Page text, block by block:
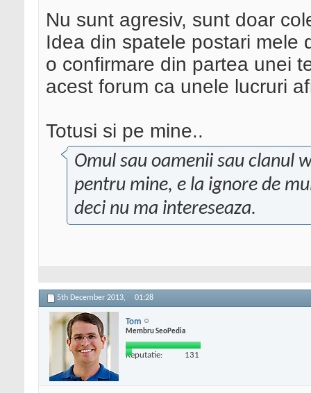
Nu sunt agresiv, sunt doar
Idea din spatele postari mele
o confirmare din partea unei
acest forum ca unele lucruri
Totusi si pe mine..
Omul sau oamenii sau clanul
pentru mine, e la ignore de
deci nu ma intereseaza.
5th December 2013, 01:28
Tom
Membru SeoPedia
Reputatie: 131